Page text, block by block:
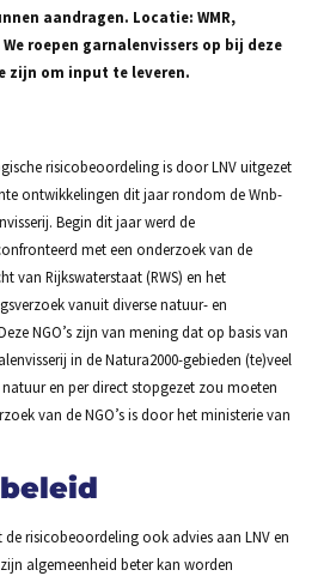
aandragen. Locatie: WMR,
roepen garnalenvissers op bij deze
zijn om input te leveren.
risicobeoordeling is door LNV uitgezet
ontwikkelingen dit jaar rondom de Wnb-
Begin dit jaar werd de
met een onderzoek van de
van Rijkswaterstaat (RWS) en het
vanuit diverse natuur- en
NGO’s zijn van mening dat op basis van
in de Natura2000-gebieden (te)veel
en per direct stopgezet zou moeten
van de NGO’s is door het ministerie van
de risicobeoordeling ook advies aan LNV en
algemeenheid beter kan worden